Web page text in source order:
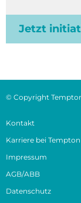
Jetzt
© Copyright
Kontakt
Karriere bei Tempton
Impressum
AGB/ABB
Datenschutz